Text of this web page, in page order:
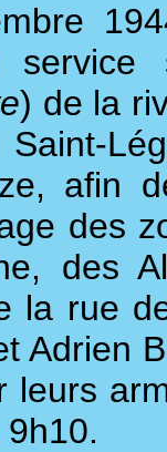
) de la
afin
des
des
la rue
Adrien
leurs